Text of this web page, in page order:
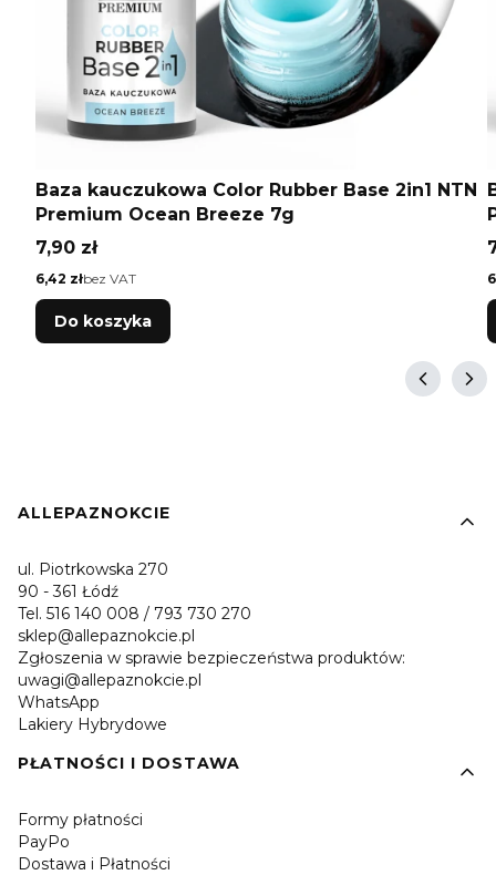
Baza kauczukowa Color Rubber Base 2in1 NTN
Premium Ocean Breeze 7g
Cena
7,90 zł
Cena
6,42 złbez VAT
Do koszyka
Linki w stopce
ALLEPAZNOKCIE
ul. Piotrkowska 270
90 - 361 Łódź
Tel. 516 140 008 / 793 730 270
sklep@allepaznokcie.pl
Zgłoszenia w sprawie bezpieczeństwa produktów:
uwagi@allepaznokcie.pl
WhatsApp
Lakiery Hybrydowe
PŁATNOŚCI I DOSTAWA
Formy płatności
PayPo
Dostawa i Płatności